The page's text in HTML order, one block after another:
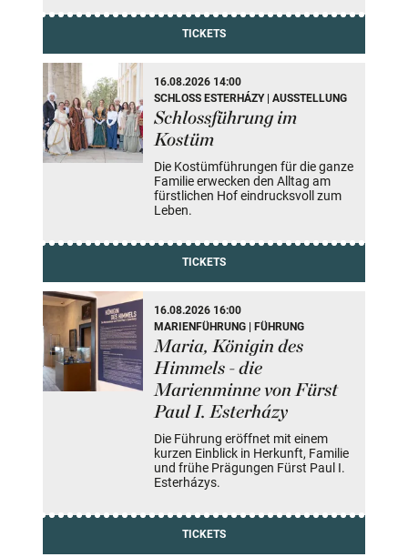
TICKETS
16.08.2026 14:00
SCHLOSS ESTERHÁZY | AUSSTELLUNG
Schlossführung im
Kostüm
Die Kostümführungen für die ganze
Familie erwecken den Alltag am
fürstlichen Hof eindrucksvoll zum
Leben.
TICKETS
16.08.2026 16:00
MARIENFÜHRUNG | FÜHRUNG
Maria, Königin des
Himmels - die
Marienminne von Fürst
Paul I. Esterházy
Die Führung eröffnet mit einem
kurzen Einblick in Herkunft, Familie
und frühe Prägungen Fürst Paul I.
Esterházys.
TICKETS